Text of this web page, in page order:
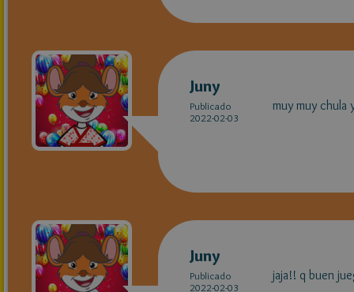
Juny
Publicado
2022-02-03
muy muy chula
Juny
Publicado
2022-02-03
jaja!! q buen